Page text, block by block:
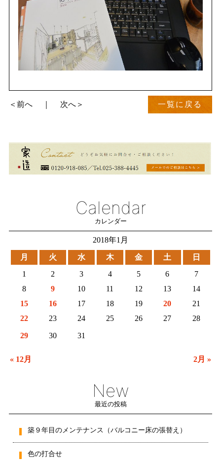
Calendar
カレンダー
2018年1月
月 火 水 木 金 土 日
« 12月 2月 »
1 2 3 4 5 6
7
8
9 10 11 12 13
14
15
16 17 18 19 20
21
22
23 24 25 26 27 28
29 30 31
New
最近の投稿
築９年目のメンテナンス（バルコニー床の張替え）
色の打合せ
＜前へ 次へ＞ 一覧に戻る